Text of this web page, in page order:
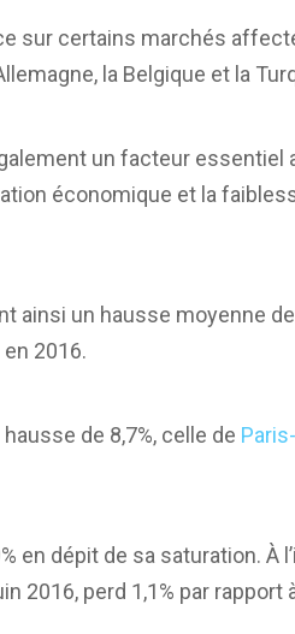
sur certains marchés
la Belgique et la
un facteur essentiel
économique et la
ainsi un hausse moyenne
2016.
de 8,7%, celle de
en dépit de sa saturation. À
2016, perd 1,1% par rapport